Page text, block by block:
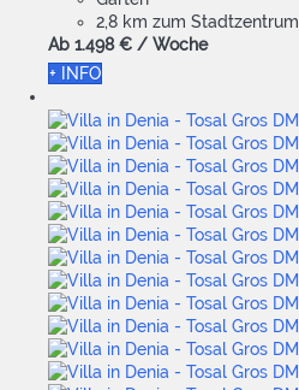
2,8 km zum Stadtzentrum
Ab 1.498 € / Woche
+ INFO